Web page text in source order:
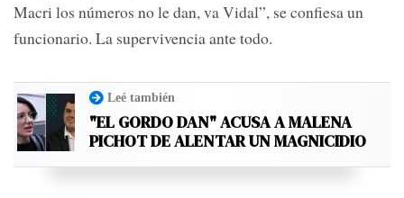
Macri los números no le dan, va Vidal”, se confiesa un
funcionario. La supervivencia ante todo.
Leé también
"EL GORDO DAN" ACUSA A MALENA
PICHOT DE ALENTAR UN MAGNICIDIO